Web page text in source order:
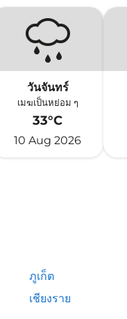
วันจันทร์
เมฆเป็นหย่อม ๆ
33°C
10 Aug 2026
ภูเก็ต
เชียงราย